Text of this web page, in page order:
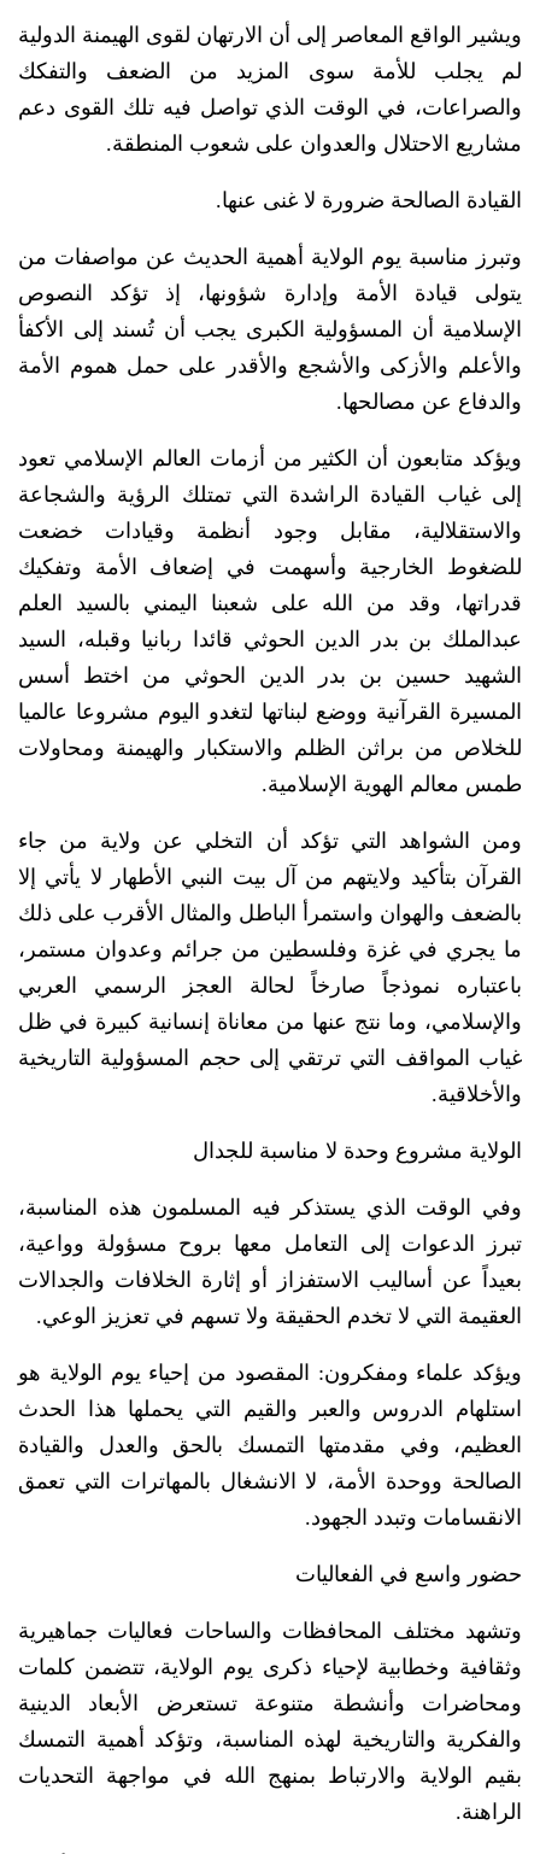
ويشير الواقع المعاصر إلى أن الارتهان لقوى الهيمنة الدولية
لم يجلب للأمة سوى المزيد من الضعف والتفكك
والصراعات، في الوقت الذي تواصل فيه تلك القوى دعم
مشاريع الاحتلال والعدوان على شعوب المنطقة.
القيادة الصالحة ضرورة لا غنى عنها.
وتبرز مناسبة يوم الولاية أهمية الحديث عن مواصفات من
يتولى قيادة الأمة وإدارة شؤونها، إذ تؤكد النصوص
الإسلامية أن المسؤولية الكبرى يجب أن تُسند إلى الأكفأ
والأعلم والأزكى والأشجع والأقدر على حمل هموم الأمة
والدفاع عن مصالحها.
ويؤكد متابعون أن الكثير من أزمات العالم الإسلامي تعود
إلى غياب القيادة الراشدة التي تمتلك الرؤية والشجاعة
والاستقلالية، مقابل وجود أنظمة وقيادات خضعت
للضغوط الخارجية وأسهمت في إضعاف الأمة وتفكيك
قدراتها، وقد من الله على شعبنا اليمني بالسيد العلم
عبدالملك بن بدر الدين الحوثي قائدا ربانيا وقبله، السيد
الشهيد حسين بن بدر الدين الحوثي من اختط أسس
المسيرة القرآنية ووضع لبناتها لتغدو اليوم مشروعا عالميا
للخلاص من براثن الظلم والاستكبار والهيمنة ومحاولات
طمس معالم الهوية الإسلامية.
ومن الشواهد التي تؤكد أن التخلي عن ولاية من جاء
القرآن بتأكيد ولايتهم من آل بيت النبي الأطهار لا يأتي إلا
بالضعف والهوان واستمرأ الباطل والمثال الأقرب على ذلك
ما يجري في غزة وفلسطين من جرائم وعدوان مستمر،
باعتباره نموذجاً صارخاً لحالة العجز الرسمي العربي
والإسلامي، وما نتج عنها من معاناة إنسانية كبيرة في ظل
غياب المواقف التي ترتقي إلى حجم المسؤولية التاريخية
والأخلاقية.
الولاية مشروع وحدة لا مناسبة للجدال
وفي الوقت الذي يستذكر فيه المسلمون هذه المناسبة،
تبرز الدعوات إلى التعامل معها بروح مسؤولة وواعية،
بعيداً عن أساليب الاستفزاز أو إثارة الخلافات والجدالات
العقيمة التي لا تخدم الحقيقة ولا تسهم في تعزيز الوعي.
ويؤكد علماء ومفكرون: المقصود من إحياء يوم الولاية هو
استلهام الدروس والعبر والقيم التي يحملها هذا الحدث
العظيم، وفي مقدمتها التمسك بالحق والعدل والقيادة
الصالحة ووحدة الأمة، لا الانشغال بالمهاترات التي تعمق
الانقسامات وتبدد الجهود.
حضور واسع في الفعاليات
وتشهد مختلف المحافظات والساحات فعاليات جماهيرية
وثقافية وخطابية لإحياء ذكرى يوم الولاية، تتضمن كلمات
ومحاضرات وأنشطة متنوعة تستعرض الأبعاد الدينية
والفكرية والتاريخية لهذه المناسبة، وتؤكد أهمية التمسك
بقيم الولاية والارتباط بمنهج الله في مواجهة التحديات
الراهنة.